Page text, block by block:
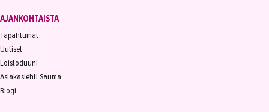
AJANKOHTAISTA
Tapahtumat
Uutiset
Loistoduuni
Asiakaslehti Sauma
Blogi